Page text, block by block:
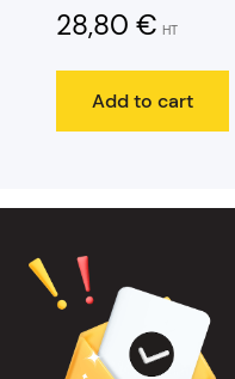
28,80 € HT
Add to cart